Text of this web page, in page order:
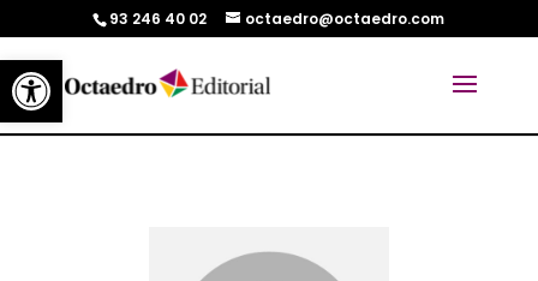
Abrir barra de herramientas
93 246 40 02 octaedro@octaedro.com